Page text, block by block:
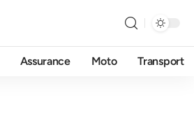
Assurance Moto Transport